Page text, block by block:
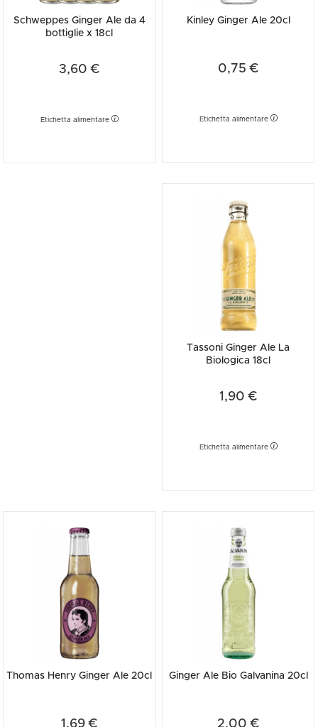
Schweppes Ginger Ale da 4
bottiglie x 18cl
3,60 €
Etichetta alimentare
Kinley Ginger Ale 20cl
0,75 €
Etichetta alimentare
Tassoni Ginger Ale La
Biologica 18cl
1,90 €
Etichetta alimentare
Thomas Henry Ginger Ale 20cl
1,69 €
Ginger Ale Bio Galvanina 20cl
2,00 €